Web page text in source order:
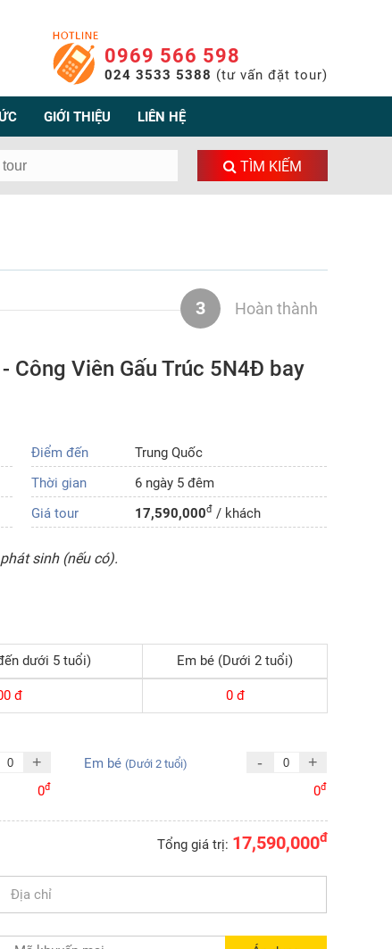
0969 566 598
024 3533 5388 (tư vấn đặt tour)
GIỚI THIỆU LIÊN HỆ
TÌM KIẾM
3 Hoàn thành
Công Viên Gấu Trúc 5N4Đ bay
Điểm đến
Trung Quốc
Thời gian
6 ngày 5 đêm
Giá tour 17,590,000đ / khách
sinh (nếu có).
dưới 5 tuổi) Em bé (Dưới 2 tuổi)
đ 0đ
+
0đ
Em bé (Dưới 2 tuổi) - +
0đ
Tổng giá trị: 17,590,000đ